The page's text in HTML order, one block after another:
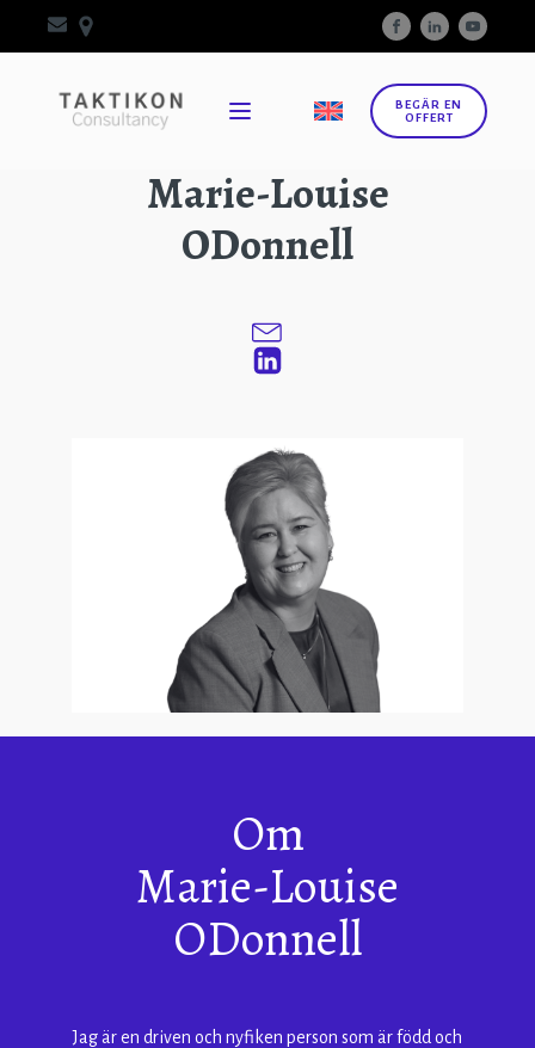
BEGÄR EN
OFFERT
Marie-Louise
ODonnell
Om
Marie-Louise
ODonnell
Jag är en driven och nyfiken person som är född och